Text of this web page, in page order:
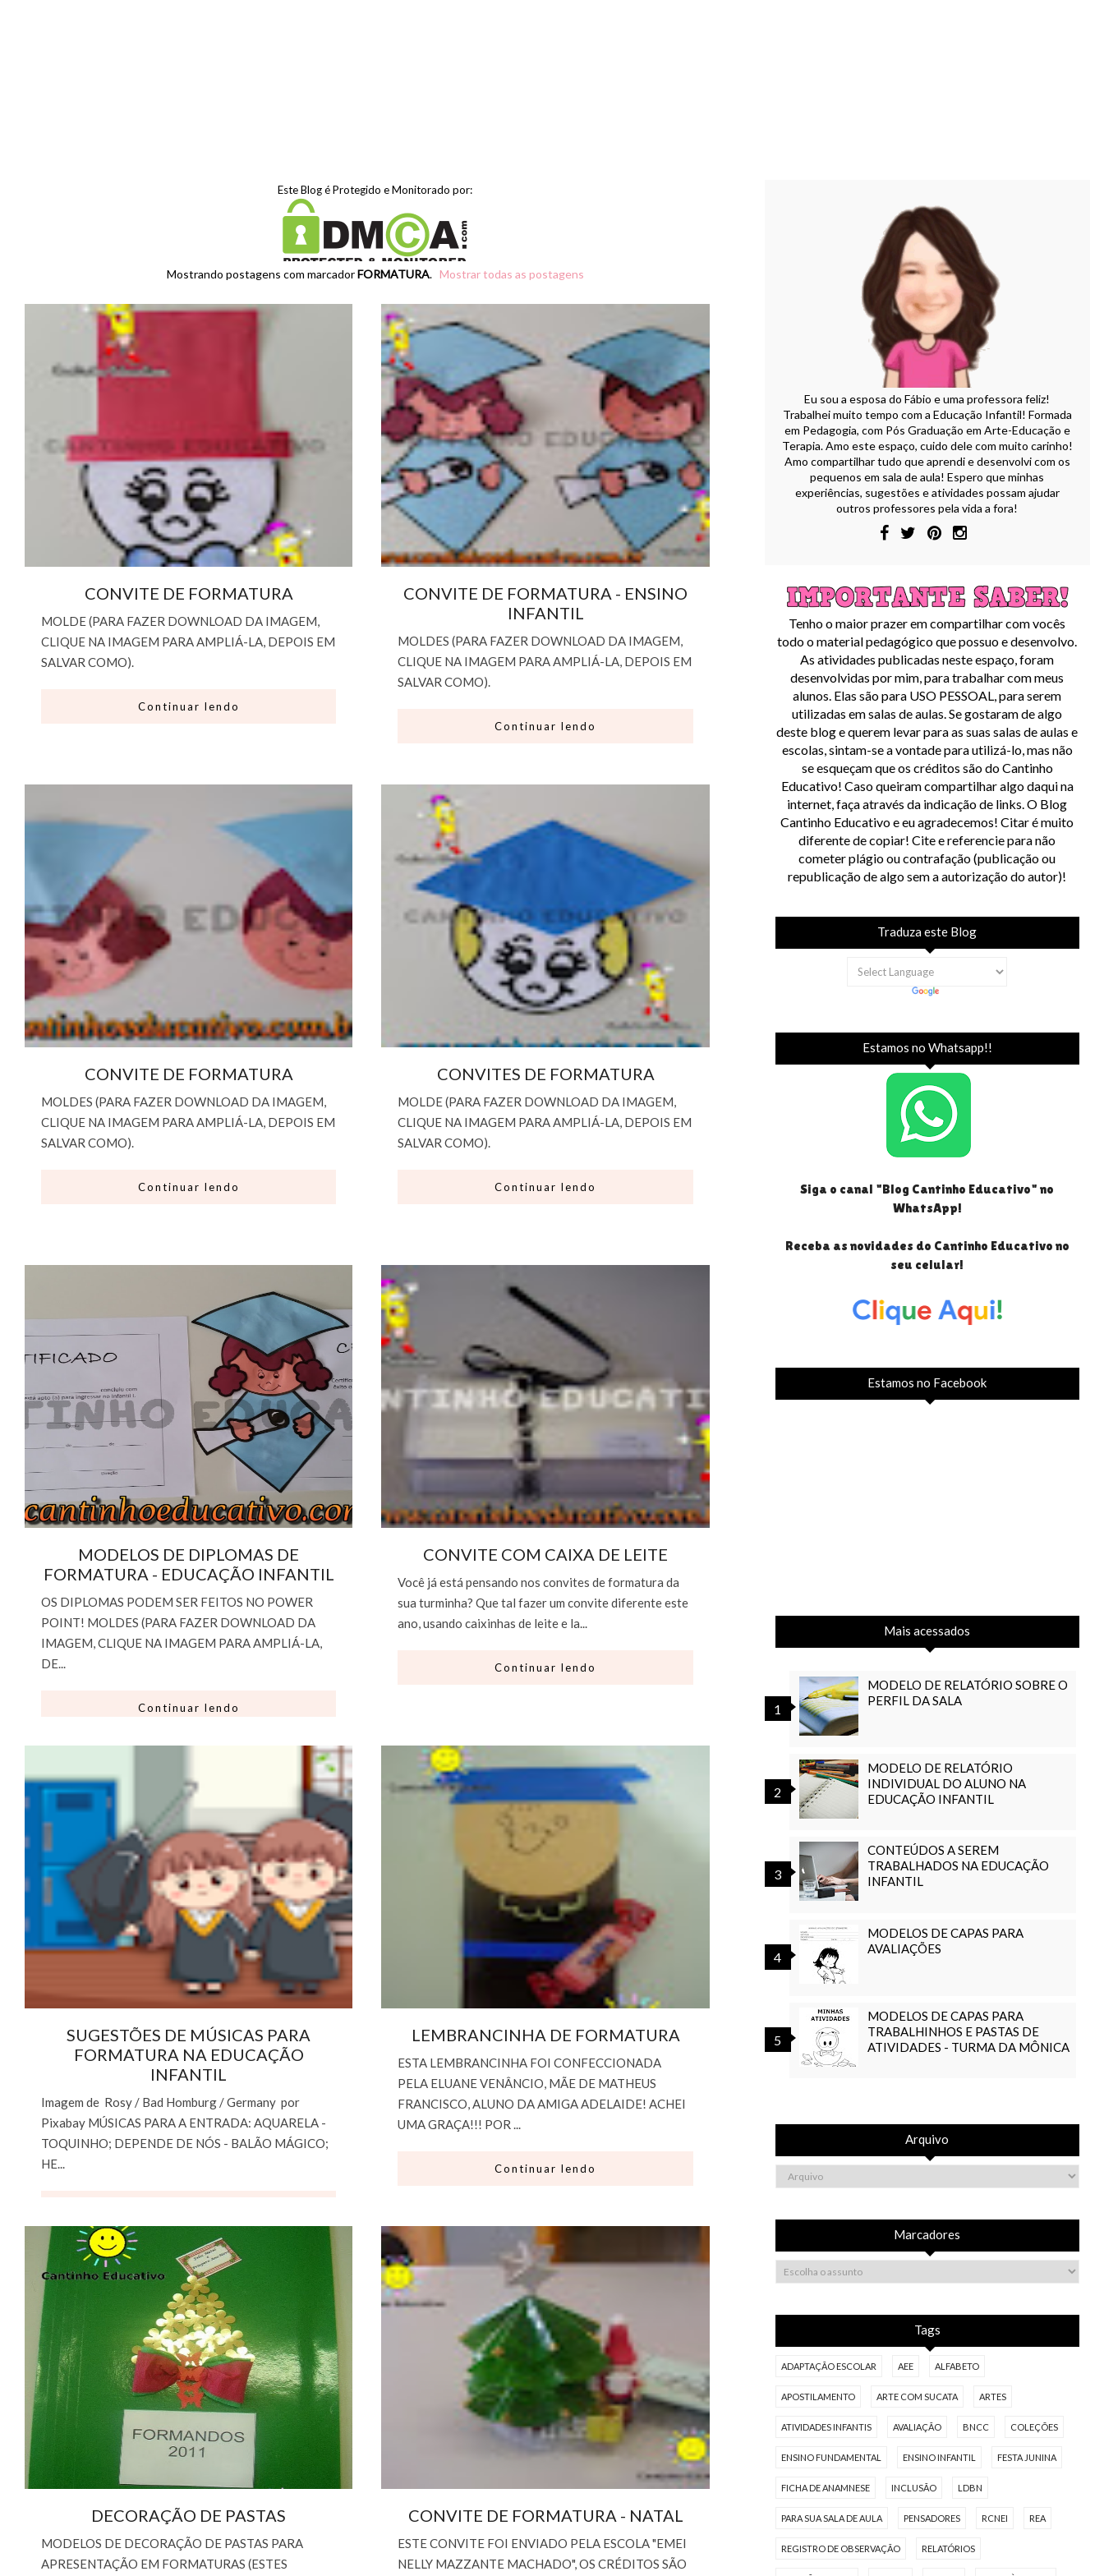
Este Blog é Protegido e Monitorado por:
Mostrando postagens com marcadorFORMATURA. Mostrar todas as postagens
CONVITE DE FORMATURA
MOLDE (PARA FAZER DOWNLOAD DA IMAGEM,
CLIQUE NA IMAGEM PARA AMPLIÁ-LA, DEPOIS EM
SALVAR COMO).
Continuar lendo
CONVITE DE FORMATURA - ENSINO
INFANTIL
MOLDES (PARA FAZER DOWNLOAD DA IMAGEM,
CLIQUE NA IMAGEM PARA AMPLIÁ-LA, DEPOIS EM
SALVAR COMO).
Continuar lendo
CONVITE DE FORMATURA
MOLDES (PARA FAZER DOWNLOAD DA IMAGEM,
CLIQUE NA IMAGEM PARA AMPLIÁ-LA, DEPOIS EM
SALVAR COMO).
Continuar lendo
CONVITES DE FORMATURA
MOLDE (PARA FAZER DOWNLOAD DA IMAGEM,
CLIQUE NA IMAGEM PARA AMPLIÁ-LA, DEPOIS EM
SALVAR COMO).
Continuar lendo
MODELOS DE DIPLOMAS DE
FORMATURA - EDUCAÇÃO INFANTIL
OS DIPLOMAS PODEM SER FEITOS NO POWER
POINT! MOLDES (PARA FAZER DOWNLOAD DA
IMAGEM, CLIQUE NA IMAGEM PARA AMPLIÁ-LA,
DE...
Continuar lendo
CONVITE COM CAIXA DE LEITE
Você já está pensando nos convites de formatura da
sua turminha? Que tal fazer um convite diferente este
ano, usando caixinhas de leite e la...
Continuar lendo
SUGESTÕES DE MÚSICAS PARA
FORMATURA NA EDUCAÇÃO
INFANTIL
Imagem de Rosy / Bad Homburg / Germany por
Pixabay MÚSICAS PARA A ENTRADA: AQUARELA -
TOQUINHO; DEPENDE DE NÓS - BALÃO MÁGICO;
HE...
LEMBRANCINHA DE FORMATURA
ESTA LEMBRANCINHA FOI CONFECCIONADA
PELA ELUANE VENÂNCIO, MÃE DE MATHEUS
FRANCISCO, ALUNO DA AMIGA ADELAIDE! ACHEI
UMA GRAÇA!!! POR ...
Continuar lendo
DECORAÇÃO DE PASTAS
MODELOS DE DECORAÇÃO DE PASTAS PARA
APRESENTAÇÃO EM FORMATURAS (ESTES
CONVITE DE FORMATURA - NATAL
ESTE CONVITE FOI ENVIADO PELA ESCOLA "EMEI
NELLY MAZZANTE MACHADO", OS CRÉDITOS SÃO
Eu sou a esposa do Fábio e uma professora feliz!
Trabalhei muito tempo com a Educação Infantil! Formada
em Pedagogia, com Pós Graduação em Arte-Educação e
Terapia. Amo este espaço, cuido dele com muito carinho!
Amo compartilhar tudo que aprendi e desenvolvi com os
pequenos em sala de aula! Espero que minhas
experiências, sugestões e atividades possam ajudar
outros professores pela vida a fora!
Tenho o maior prazer em compartilhar com vocês
todo o material pedagógico que possuo e desenvolvo.
As atividades publicadas neste espaço, foram
desenvolvidas por mim, para trabalhar com meus
alunos. Elas são para USO PESSOAL, para serem
utilizadas em salas de aulas. Se gostaram de algo
deste blog e querem levar para as suas salas de aulas e
escolas, sintam-se a vontade para utilizá-lo, mas não
se esqueçam que os créditos são do Cantinho
Educativo! Caso queiram compartilhar algo daqui na
internet, faça através da indicação de links. O Blog
Cantinho Educativo e eu agradecemos! Citar é muito
diferente de copiar! Cite e referencie para não
cometer plágio ou contrafação (publicação ou
republicação de algo sem a autorização do autor)!
Traduza este Blog
Estamos no Whatsapp!!
Siga o canal "Blog Cantinho Educativo" no
WhatsApp!
Receba as novidades do Cantinho Educativo no
seu celular!
Estamos no Facebook
Mais acessados
MODELO DE RELATÓRIO SOBRE O
PERFIL DA SALA
MODELO DE RELATÓRIO
INDIVIDUAL DO ALUNO NA
EDUCAÇÃO INFANTIL
CONTEÚDOS A SEREM
TRABALHADOS NA EDUCAÇÃO
INFANTIL
MODELOS DE CAPAS PARA
AVALIAÇÕES
MODELOS DE CAPAS PARA
TRABALHINHOS E PASTAS DE
ATIVIDADES - TURMA DA MÔNICA
Arquivo
Marcadores
Tags
ADAPTAÇÃO ESCOLAR AEE ALFABETO
APOSTILAMENTO ARTE COM SUCATA ARTES
ATIVIDADES INFANTIS AVALIAÇÃO BNCC COLEÇÕES
ENSINO FUNDAMENTAL ENSINO INFANTIL FESTA JUNINA
FICHA DE ANAMNESE INCLUSÃO LDBN
PARA SUA SALA DE AULA PENSADORES RCNEI REA
REGISTRO DE OBSERVAÇÃO RELATÓRIOS